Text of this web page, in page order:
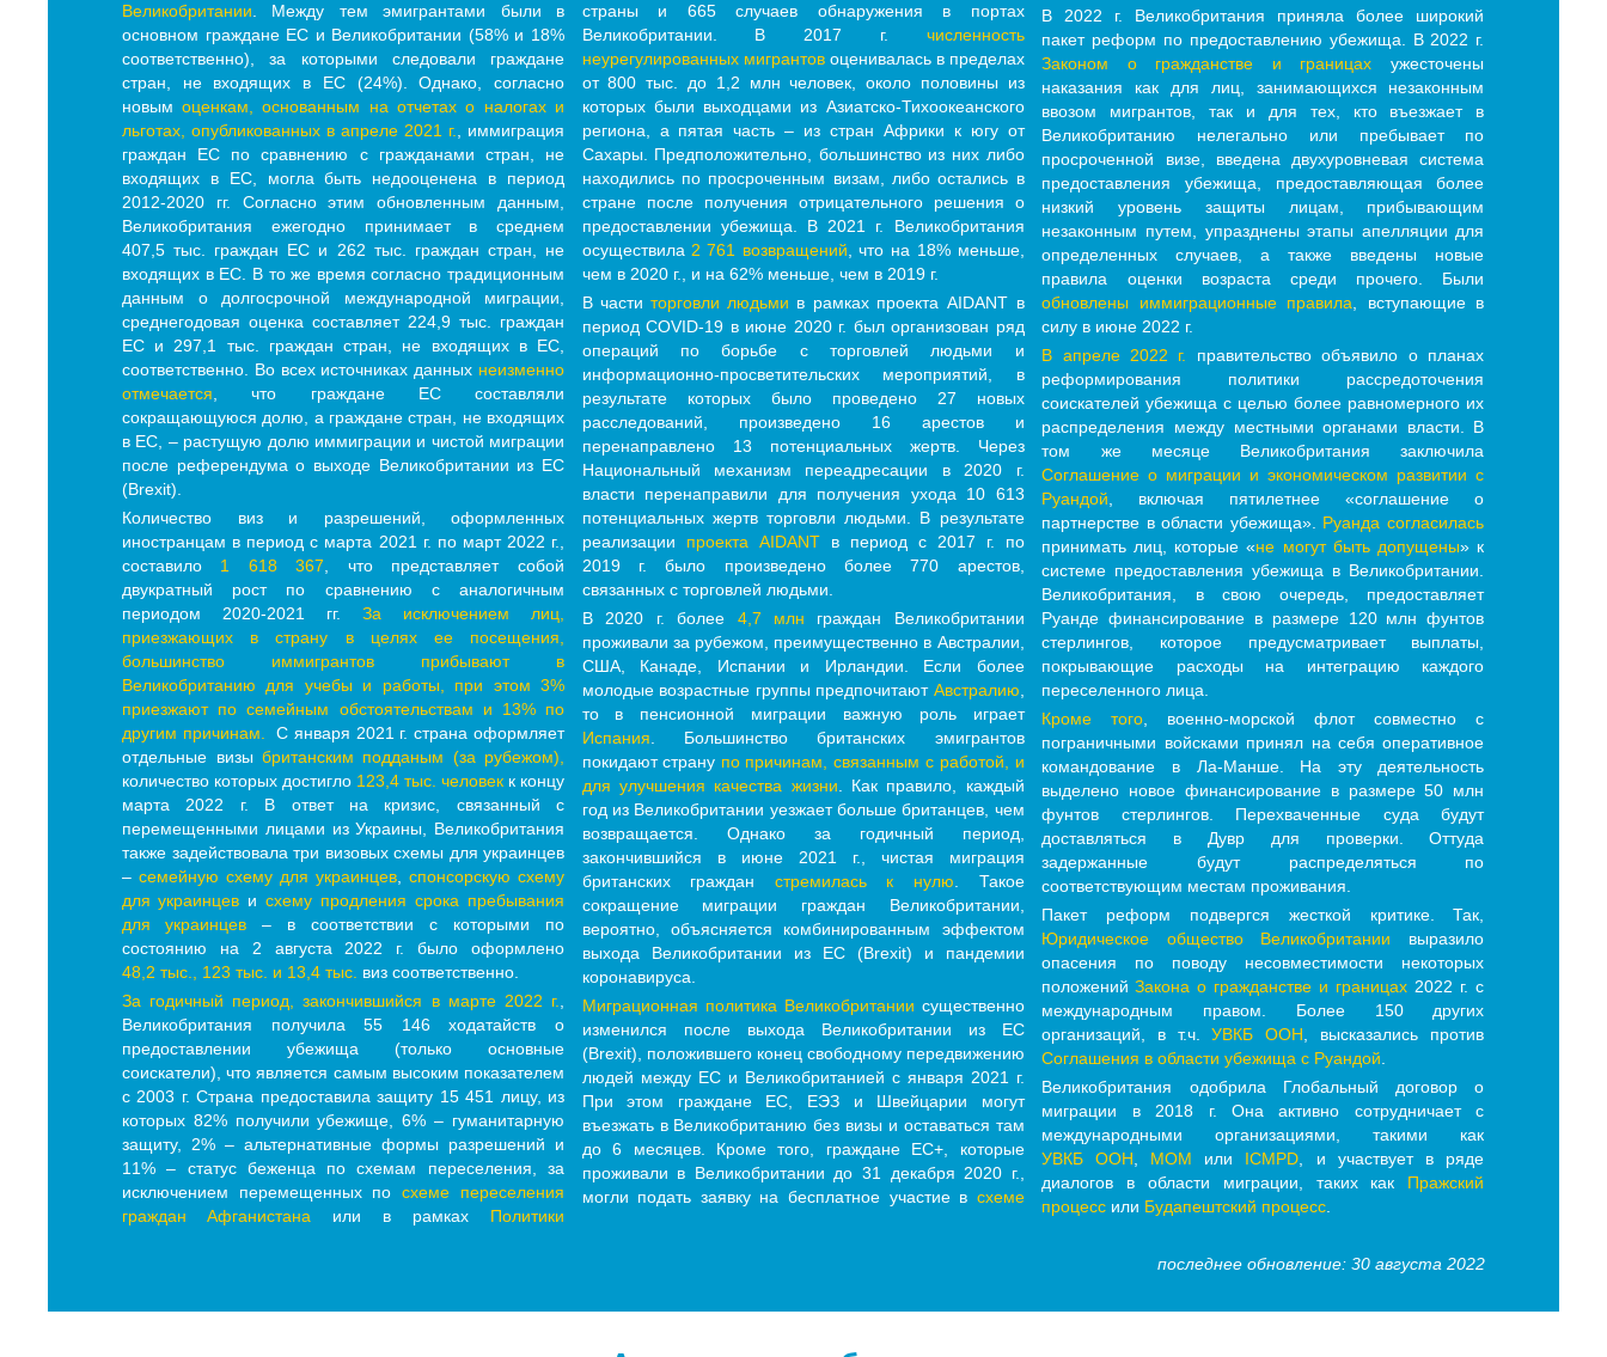
Великобритании . Между тем эмигрантами были в
основном граждане ЕС и Великобритании (58% и 18%
соответственно), за которыми следовали граждане
стран, не входящих в ЕС (24%). Однако, согласно
новым оценкам, основанным на отчетах о налогах и
льготах, опубликованных в апреле 2021 г.
, иммиграция
граждан ЕС по сравнению с гражданами стран, не
входящих в ЕС, могла быть недооценена в период
2012-2020 гг. Согласно этим обновленным данным,
Великобритания ежегодно принимает в среднем
407,5 тыс. граждан ЕС и 262 тыс. граждан стран, не
входящих в ЕС. В то же время согласно традиционным
данным о долгосрочной международной миграции,
среднегодовая оценка составляет 224,9 тыс. граждан
ЕС и 297,1 тыс. граждан стран, не входящих в ЕС,
соответственно. Во всех источниках данных неизменно
отмечается , что граждане ЕС составляли
сокращающуюся долю, а граждане стран, не входящих
в ЕС, – растущую долю иммиграции и чистой миграции
после референдума о выходе Великобритании из ЕС
(Brexit).
Количество виз и разрешений, оформленных
иностранцам в период с марта 2021 г. по март 2022 г.,
составило 1 618 367 , что представляет собой
двукратный рост по сравнению с аналогичным
периодом 2020-2021 гг. За исключением лиц,
приезжающих в страну в целях ее посещения,
большинство иммигрантов прибывают в
Великобританию для учебы и работы, при этом 3%
приезжают по семейным обстоятельствам и 13% по
другим причинам.
С января 2021 г. страна оформляет
отдельные визы британским подданым (за рубежом),
количество которых достигло 123,4 тыс. человек к концу
марта 2022 г. В ответ на кризис, связанный с
перемещенными лицами из Украины, Великобритания
также задействовала три визовых схемы для украинцев
– семейную схему для украинцев
спонсорскую схему
для украинцев и схему продления срока пребывания
для украинцев – в соответствии с которыми по
состоянию на 2 августа 2022 г. было оформлено
48,2 тыс., 123 тыс. и 13,4 тыс. виз соответственно.
За годичный период, закончившийся в марте 2022 г.
Великобритания получила 55 146 ходатайств о
предоставлении убежища (только основные
соискатели), что является самым высоким показателем
с 2003 г. Страна предоставила защиту 15 451 лицу, из
которых 82% получили убежище, 6% – гуманитарную
защиту, 2% – альтернативные формы разрешений и
11% – статус беженца по схемам переселения, за
исключением перемещенных по схеме переселения
граждан Афганистана или в рамках Политики
страны и 665 случаев обнаружения в портах
Великобритании. В 2017 г. численность
неурегулированных мигрантовоценивалась в пределах
от 800 тыс. до 1,2 млн человек, около половины из
которых были выходцами из Азиатско-Тихоокеанского
региона, а пятая часть – из стран Африки к югу от
Сахары. Предположительно, большинство из них либо
находились по просроченным визам, либо остались в
стране после получения отрицательного решения о
предоставлении убежища. В 2021 г. Великобритания
осуществила 2 761 возвращений , что на 18% меньше,
чем в 2020 г., и на 62% меньше, чем в 2019 г.
В части торговли людьми в рамках проекта AIDANT в
период COVID-19 в июне 2020 г. был организован ряд
операций по борьбе с торговлей людьми и
информационно-просветительских мероприятий, в
результате которых было проведено 27 новых
расследований, произведено 16 арестов и
перенаправлено 13 потенциальных жертв. Через
Национальный механизм переадресации в 2020 г.
власти перенаправили для получения ухода 10 613
потенциальных жертв торговли людьми. В результате
реализации проекта AIDANTв период с 2017 г. по
2019 г. было произведено более 770 арестов,
связанных с торговлей людьми.
В 2020 г. более 4,7 млн граждан Великобритании
проживали за рубежом, преимущественно в Австралии,
США, Канаде, Испании и Ирландии. Если более
молодые возрастные группы предпочитают Австралию
то в пенсионной миграции важную роль играет
Испания . Большинство британских эмигрантов
покидают страну по причинам, связанным с работой, и
для улучшения качества жизни . Как правило, каждый
год из Великобритании уезжает больше британцев, чем
возвращается. Однако за годичный период,
закончившийся в июне 2021 г., чистая миграция
британских граждан стремилась к нулю . Такое
сокращение миграции граждан Великобритании,
вероятно, объясняется комбинированным эффектом
выхода Великобритании из ЕС (Brexit) и пандемии
коронавируса.
Миграционная политика Великобритании существенно
изменился после выхода Великобритании из ЕС
(Brexit), положившего конец свободному передвижению
людей между ЕС и Великобританией с января 2021 г.
При этом граждане ЕС, ЕЭЗ и Швейцарии могут
въезжать в Великобританию без визы и оставаться там
до 6 месяцев. Кроме того, граждане ЕС+, которые
проживали в Великобритании до 31 декабря 2020 г.,
могли подать заявку на бесплатное участие в схеме
В 2022 г. Великобритания приняла более широкий
пакет реформ по предоставлению убежища. В 2022 г.
Законом о гражданстве и границах ужесточены
наказания как для лиц, занимающихся незаконным
ввозом мигрантов, так и для тех, кто въезжает в
Великобританию нелегально или пребывает по
просроченной визе, введена двухуровневая система
предоставления убежища, предоставляющая более
низкий уровень защиты лицам, прибывающим
незаконным путем, упразднены этапы апелляции для
определенных случаев, а также введены новые
правила оценки возраста среди прочего. Были
обновлены иммиграционные правила , вступающие в
силу в июне 2022 г.
В апреле 2022 г.
правительство объявило о планах
реформирования политики рассредоточения
соискателей убежища с целью более равномерного их
распределения между местными органами власти. В
том же месяце Великобритания заключила
Соглашение о миграции и экономическом развитии с
Руандой , включая пятилетнее «соглашение о
партнерстве в области убежища». Руанда согласилась
принимать лиц, которые «не могут быть допущены» к
системе предоставления убежища в Великобритании.
Великобритания, в свою очередь, предоставляет
Руанде финансирование в размере 120 млн фунтов
стерлингов, которое предусматривает выплаты,
покрывающие расходы на интеграцию каждого
переселенного лица.
Кроме того , военно-морской флот совместно с
пограничными войсками принял на себя оперативное
командование в Ла-Манше. На эту деятельность
выделено новое финансирование в размере 50 млн
фунтов стерлингов. Перехваченные суда будут
доставляться в Дувр для проверки. Оттуда
задержанные будут распределяться по
соответствующим местам проживания.
Пакет реформ подвергся жесткой критике. Так,
Юридическое общество Великобритании выразило
опасения по поводу несовместимости некоторых
положенийЗакона о гражданстве и границах 2022 г. с
международным правом. Более 150 других
организаций, в т.ч.УВКБ ООН , высказались против
Соглашения в области убежища с Руандой
Великобритания одобрила Глобальный договор о
миграции в 2018 г. Она активно сотрудничает с
международными организациями, такими как
УВКБ ООН
МОМ или ICMPD , и участвует в ряде
диалогов в области миграции, таких как Пражский
процесс или Будапештский процесс
последнее обновление: 30 августа 2022